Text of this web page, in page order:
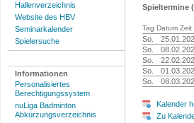
Hallenverzeichnis
Website des HBV
Seminarkalender
Spielersuche
Informationen
Personalisiertes
Berechtigungssystem
nuLiga Badminton
Abkürzungsverzeichnis
Spieltermine
Tag Datum Zeit
So.
So.
So.
So.
So.
Kalender
Zu